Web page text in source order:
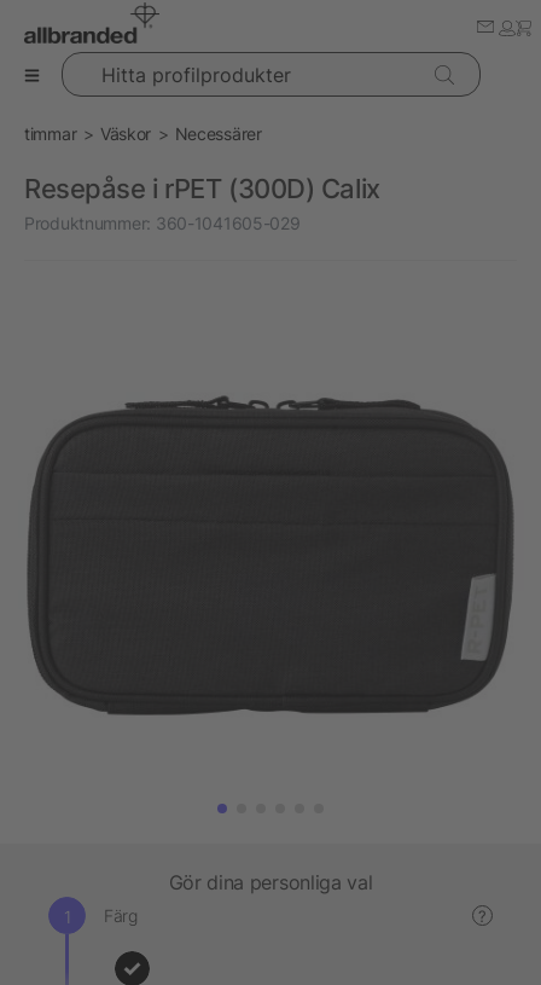
Hitta profilprodukter
timmar Väskor Necessärer
Resepåse i rPET (300D) Calix
Produktnummer: 360-1041605-029
Gör dina personliga val
Färg ?